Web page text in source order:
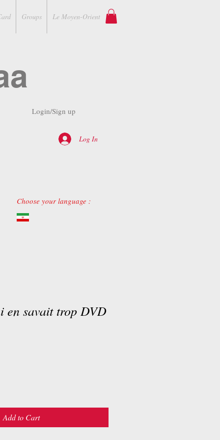
Groups Le Moyen-Orient
Login/Sign up
Log In
Choose your language :
en savait trop DVD
Add to Cart